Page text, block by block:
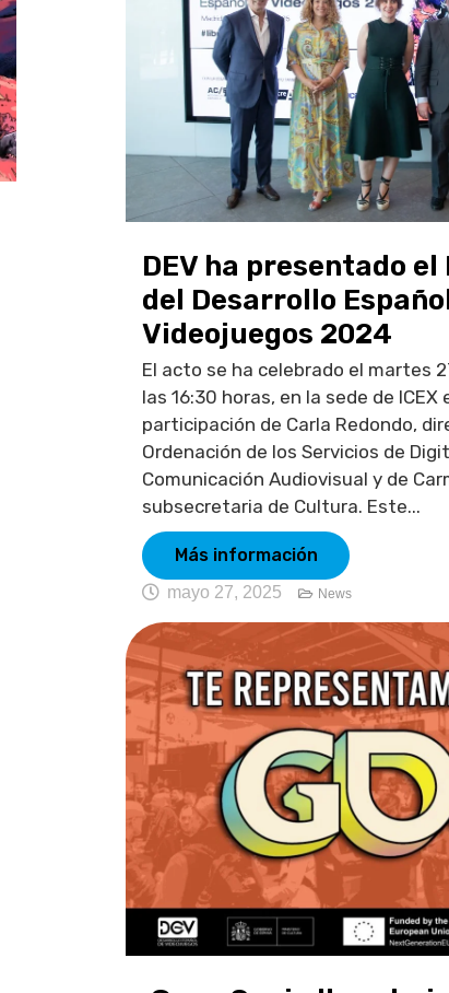
DEV ha presentado
del Desarrollo
Videojuegos 2024
El acto se ha celebrado el martes
las 16:30 horas, en la sede de ICEX
participación de Carla Redondo,
Ordenación de los Servicios de
Comunicación Audiovisual y de
subsecretaria de Cultura. Este...
Más información
mayo 27, 2025 News